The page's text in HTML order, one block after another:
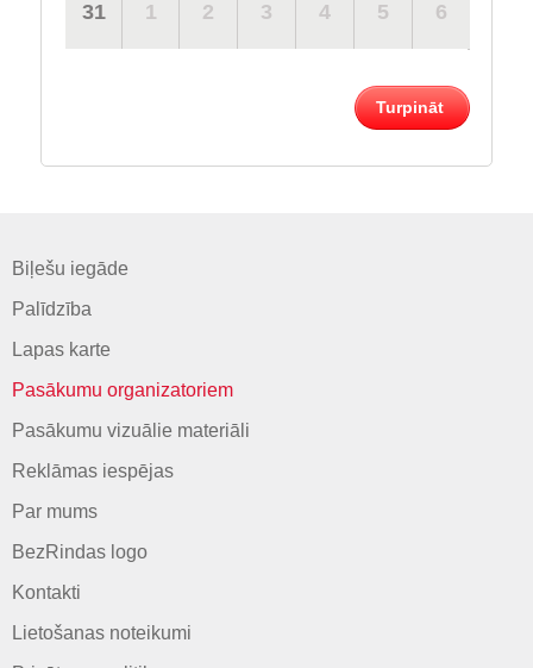
31 1 2 3 4 5 6
Turpināt
Biļešu iegāde
Palīdzība
Lapas karte
Pasākumu organizatoriem
Pasākumu vizuālie materiāli
Reklāmas iespējas
Par mums
BezRindas logo
Kontakti
Lietošanas noteikumi